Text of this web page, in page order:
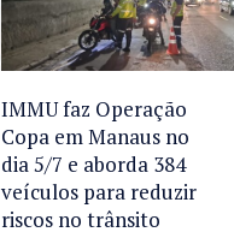
IMMU faz Operação
Copa em Manaus no
dia 5/7 e aborda 384
veículos para reduzir
riscos no trânsito